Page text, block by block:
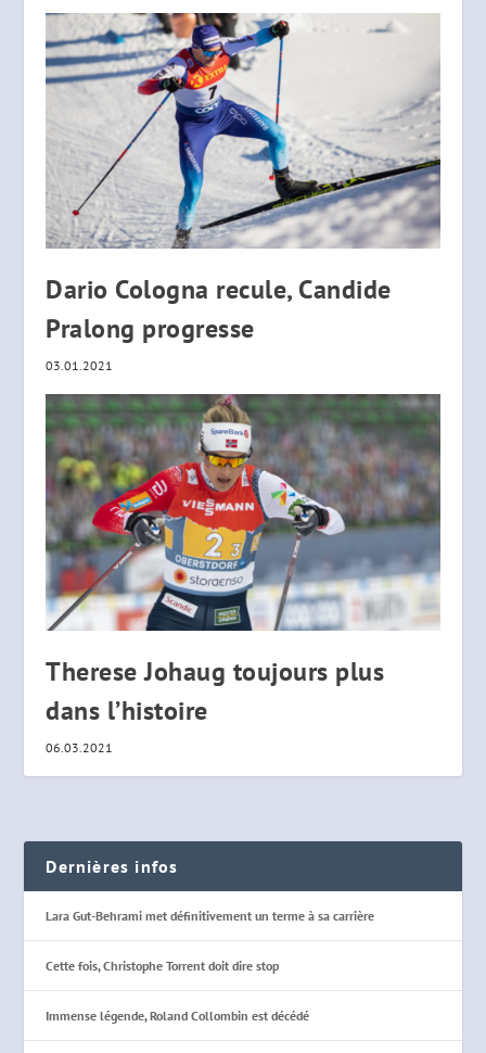
Dario Cologna recule, Candide
Pralong progresse
03.01.2021
Therese Johaug toujours plus
dans l’histoire
06.03.2021
Dernières infos
Lara Gut-Behrami met définitivement un terme à sa carrière
Cette fois, Christophe Torrent doit dire stop
Immense légende, Roland Collombin est décédé